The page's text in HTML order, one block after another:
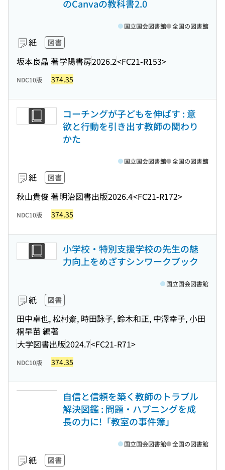
のCanvaの教科書2.0
紙 図書
坂本良晶 著学陽書房2026.2<FC21-R153>
国立国会図書館 全国の図書館
NDC10版 374.35
コーチングが子どもを伸ばす : 意
欲と行動を引き出す教師の関わり
かた
紙 図書
秋山貴俊 著明治図書出版2026.4<FC21-R172>
国立国会図書館 全国の図書館
NDC10版 374.35
小学校・特別支援学校の先生の魅
力向上をめざすシンワークブック
紙 図書
田中卓也, 松村齋, 時田詠子, 鈴木和正, 中澤幸子, 小田
桐早苗 編著
大学図書出版2024.7<FC21-R71>
国立国会図書館
NDC10版 374.35
自信と信頼を築く教師のトラブル
解決図鑑 : 問題・ハプニングを成
長の力に!「教室の事件簿」
紙 図書
国立国会図書館 全国の図書館